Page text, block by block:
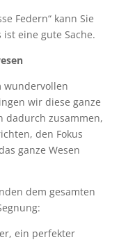
Federn“ kann Sie
eine gute Sache.
wundervollen
wir diese ganze
dadurch zusammen,
den Fokus
ganze Wesen
dem gesamten
ein perfekter